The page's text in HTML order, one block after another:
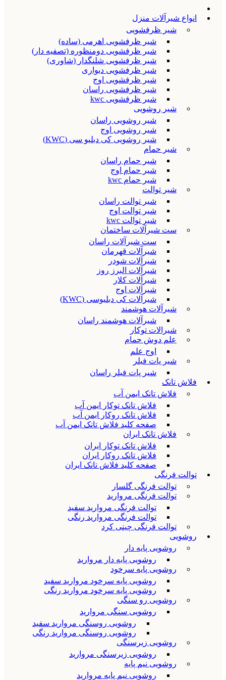
انواع شیرآلات منزل
شیر ظرفشویی
شیر ظرفشویی اهرمی (ساده)
شیر ظرفشویی دومنظوره (تصفیه دار)
شیر ظرفشویی شلنگدار (شاوری)
شیر ظرفشویی دیواری
شیر ظرفشویی اوج
شیر ظرفشویی راسان
شیر ظرفشویی kwc
شیر روشویی
شیر روشویی راسان
شیر روشویی اوج
شیر روشویی کی دبلیو سی (KWC)
شیر حمام
شیر حمام راسان
شیر حمام اوج
شیر حمام kwc
شیر توالت
شیر توالت راسان
شیر توالت اوج
شیر توالت kwc
ست شیرآلات ساختمان
ست شیرآلات راسان
شیرآلات قهرمان
شیرآلات شودر
شیرآلات البرز روز
شیرآلات کلار
شیرآلات اوج
شیرآلات کی دبلیوسی (KWC)
شیرآلات هوشمند
شیرآلات هوشمند راسان
شیرالات توکار
علم دوش حمام
اوج علم
شیر پات فیلر
شیر پات فیلر راسان
فلاش تانک
فلاش تانک ایمن آب
فلاش تانک توکار ایمن آب
فلاش تانک روکار ایمن آب
صفحه کلید فلاش تانک ایمن آب
فلاش تانک ایران
فلاش تانک توکار ایران
فلاش تانک روکار ایران
صفحه کلید فلاش تانک ایران
توالت فرنگی
توالت فرنگی گلسار
توالت فرنگی مروارید
توالت فرنگی مروارید سفید
توالت فرنگی مروارید رنگی
توالت فرنگی چینی کرد
روشویی
روشویی پایه دار
روشویی پایه دار مروارید
روشویی پایه سرخود
روشویی پایه سرخود مروارید سفید
روشویی پایه سرخود مروارید رنگی
روشویی رو سنگی
روشویی سنگی مروارید
روشویی روسنگی مروارید سفید
روشویی روسنگی مروارید رنگی
روشویی زیرسنگی
روشویی زیرسنگی مروارید
روشویی نیم پایه
روشویی نیم پایه مروارید